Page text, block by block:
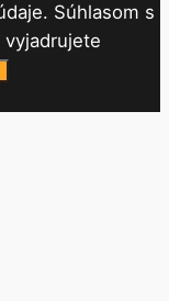
Súhlasom s
vyjadrujete